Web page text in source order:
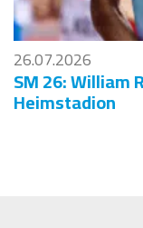
26.07.2026
SM 26: William
Heimstadion